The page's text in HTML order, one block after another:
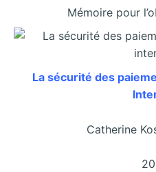
Mémoire pour
La sécurité des
Catherine